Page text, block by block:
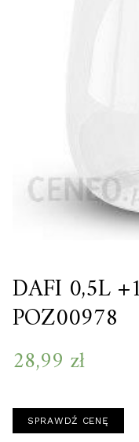
DAFI 0,5L
POZ00978
28,99 zł
SPRAWDŹ CENĘ